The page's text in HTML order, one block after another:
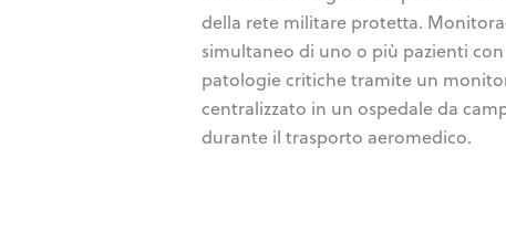
della rete militare protetta.
simultaneo di uno o più pazienti con
patologie critiche tramite un
centralizzato in un ospedale da
durante il trasporto aeromedico.